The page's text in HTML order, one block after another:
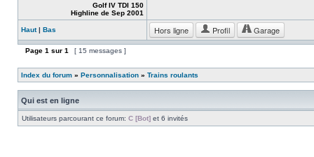
Golf IV TDI 150
Highline de Sep 2001
Haut| Bas Hors ligne Profil Garage
Page 1 sur 1 [ 15 messages ]
Index du forum » Personnalisation » Trains roulants
Qui est en ligne
Utilisateurs parcourant ce forum: C [Bot] et 6 invités